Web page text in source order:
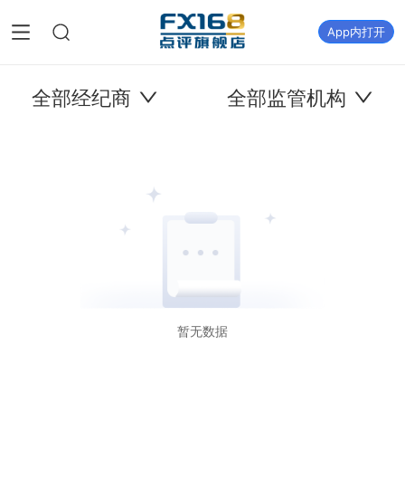
App内打开
全部经纪商 全部监管机构
暂无数据